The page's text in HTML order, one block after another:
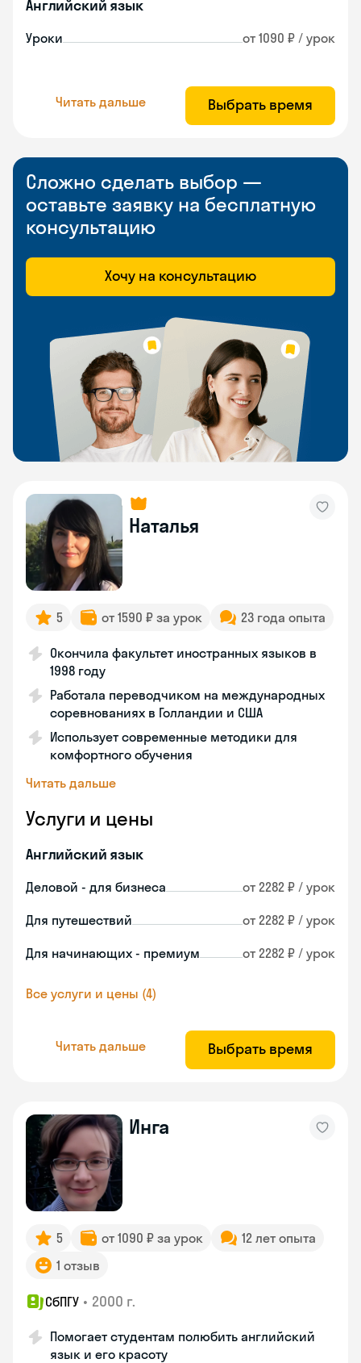
Английский язык
Уроки от 1090 ₽ / урок
Читать дальше Выбрать время
Сложно сделать выбор —
оставьте заявку на бесплатную
консультацию
Хочу на консультацию
Наталья
5 от 1590 ₽ за урок 23 года опыта
Окончила факультет иностранных языков в
1998 году
Работала переводчиком на международных
соревнованиях в Голландии и США
Использует современные методики для
комфортного обучения
Читать дальше
Услуги и цены
Английский язык
Деловой - для бизнеса от 2282 ₽ / урок
Для путешествий от 2282 ₽ / урок
Для начинающих - премиум от 2282 ₽ / урок
Все услуги и цены (4)
Читать дальше Выбрать время
Инга
5 от 1090 ₽ за урок
12 лет опыта
1 отзыв
СбПГУ • 2000 г.
Помогает студентам полюбить английский
язык и его красоту